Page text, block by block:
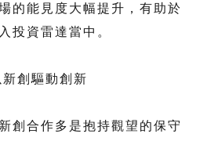
的能見度大幅提升，有助於
投資雷達當中。
創驅動創新
創合作多是抱持觀望的保守